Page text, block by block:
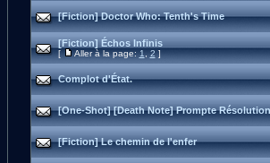
[Fiction] Doctor Who: Tenth's Time
[Fiction] Échos Infinis
[ Aller à la page:1,2]
Complot d'État.
[One-Shot] [Death Note] Prompte Résolution
[Fiction] Le chemin de l'enfer